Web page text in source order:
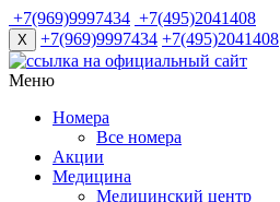
+7(969)9997434 +7(495)2041408
X +7(969)9997434 +7(495)2041408
Меню
Номера
Все номера
Акции
Медицина
Медицинский центр